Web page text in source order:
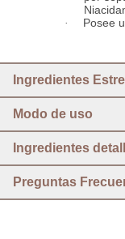
·
Posee
Ingredientes
Modo de uso
Ingredientes
Preguntas